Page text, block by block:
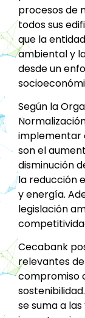
procesos de
todos sus
que la
ambiental y
desde un
Según la
implementar
son el
disminución
la reducción
y energía.
legislación
Cecabank
relevantes de
compromiso
se suma a